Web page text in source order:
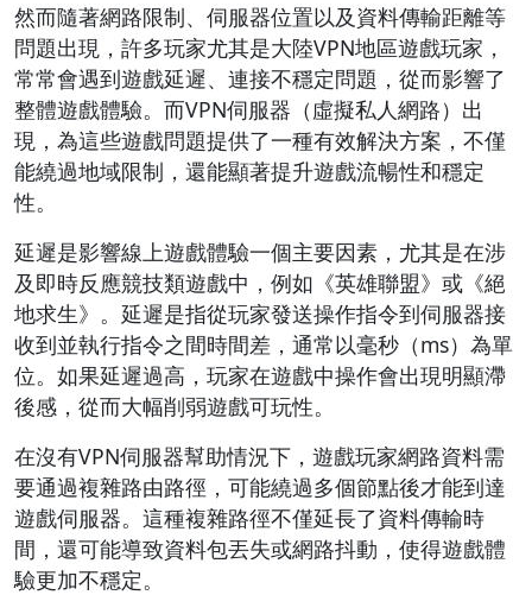
然而隨著網路限制、伺服器位置以及資料傳輸距離等
問題出現，許多玩家尤其是大陸VPN地區遊戲玩家，
常常會遇到遊戲延遲、連接不穩定問題，從而影響了
整體遊戲體驗。而VPN伺服器（虛擬私人網路）出
現，為這些遊戲問題提供了一種有效解決方案，不僅
能繞過地域限制，還能顯著提升遊戲流暢性和穩定
性。
延遲是影響線上遊戲體驗一個主要因素，尤其是在涉
及即時反應競技類遊戲中，例如《英雄聯盟》或《絕
地求生》。延遲是指從玩家發送操作指令到伺服器接
收到並執行指令之間時間差，通常以毫秒（ms）為單
位。如果延遲過高，玩家在遊戲中操作會出現明顯滯
後感，從而大幅削弱遊戲可玩性。
在沒有VPN伺服器幫助情況下，遊戲玩家網路資料需
要通過複雜路由路徑，可能繞過多個節點後才能到達
遊戲伺服器。這種複雜路徑不僅延長了資料傳輸時
間，還可能導致資料包丟失或網路抖動，使得遊戲體
驗更加不穩定。